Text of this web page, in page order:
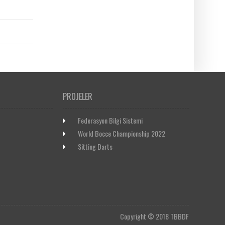
PROJELER
Federasyon Bilgi Sistemi
World Bocce Championship 2022
Sitting Darts
Copyright © 2018 TBBDF